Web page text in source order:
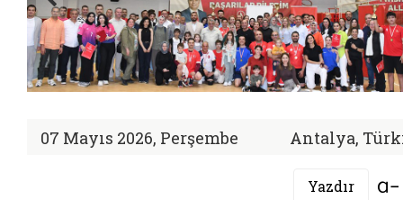
07 Mayıs 2026, Perşembe Antalya,
Yazdır